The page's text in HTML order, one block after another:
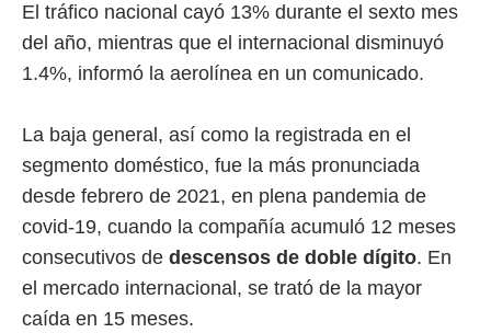
El tráfico nacional cayó 13% durante el sexto mes
del año, mientras que el internacional disminuyó
1.4%, informó la aerolínea en un comunicado.
La baja general, así como la registrada en el
segmento doméstico, fue la más pronunciada
desde febrero de 2021, en plena pandemia de
covid-19, cuando la compañía acumuló 12 meses
consecutivos de descensos de doble dígito. En
el mercado internacional, se trató de la mayor
caída en 15 meses.